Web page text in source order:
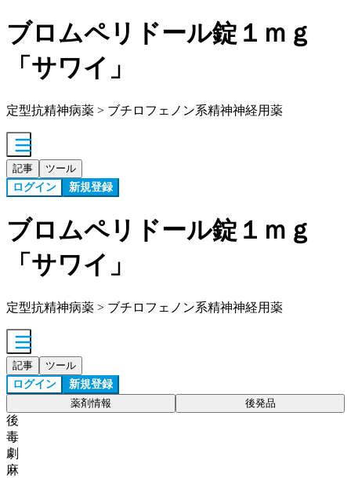
ブロムペリドール錠１ｍｇ
「サワイ」
定型抗精神病薬 > ブチロフェノン系精神神経用薬
記事 ツール
ログイン 新規登録
ブロムペリドール錠１ｍｇ
「サワイ」
定型抗精神病薬 > ブチロフェノン系精神神経用薬
記事 ツール
ログイン 新規登録
薬剤情報 後発品
後
毒
劇
麻